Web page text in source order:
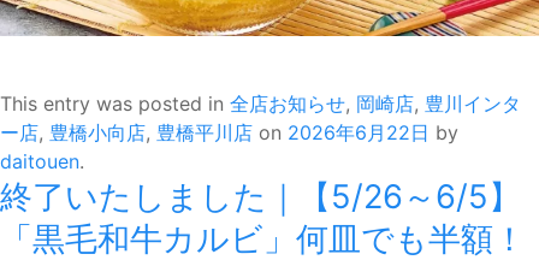
This entry was posted in 全店お知らせ, 岡崎店, 豊川インタ
ー店, 豊橋小向店, 豊橋平川店 on 2026年6月22日 by
daitouen.
終了いたしました｜【5/26～6/5】
「黒毛和牛カルビ」何皿でも半額！